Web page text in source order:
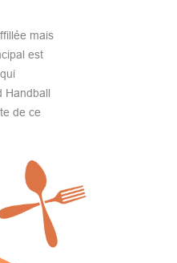
mais
est
Handball
de ce